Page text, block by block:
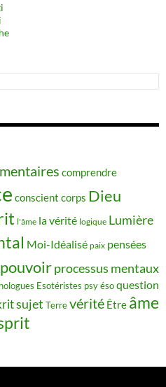
comprendre
conscient corps Dieu
l'âme la vérité logique Lumière
Moi-Idéalisé paix pensées
pouvoirprocessus mentaux
Esotéristes psy ésoquestion
sujet Terrevérité Être âme